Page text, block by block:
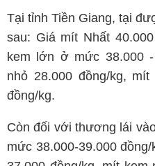
Tại tỉnh Tiền Giang, tại
sau: Giá mít Nhất
kem lớn ở mức 38.000
nhỏ 28.000 đồng/kg,
đồng/kg.
Còn đối với thương lái
mức 38.000-39.000